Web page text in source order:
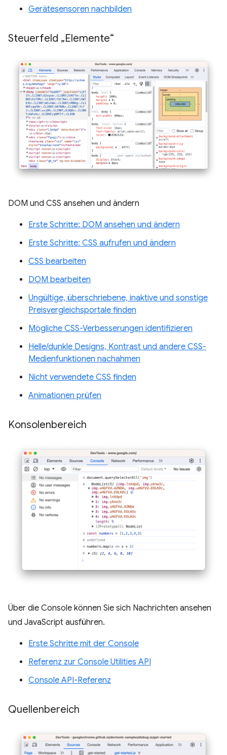
Gerätesensoren nachbilden
Steuerfeld „Elemente“
DOM und CSS ansehen und ändern
Erste Schritte: DOM ansehen und ändern
Erste Schritte: CSS aufrufen und ändern
CSS bearbeiten
DOM bearbeiten
Ungültige, überschriebene, inaktive und sonstige
Preisvergleichsportale finden
Mögliche CSS-Verbesserungen identifizieren
Helle/dunkle Designs, Kontrast und andere CSS-
Medienfunktionen nachahmen
Nicht verwendete CSS finden
Animationen prüfen
Konsolenbereich
Über die Console können Sie sich Nachrichten ansehen
und JavaScript ausführen.
Erste Schritte mit der Console
Referenz zur Console Utilities API
Console API-Referenz
Quellenbereich